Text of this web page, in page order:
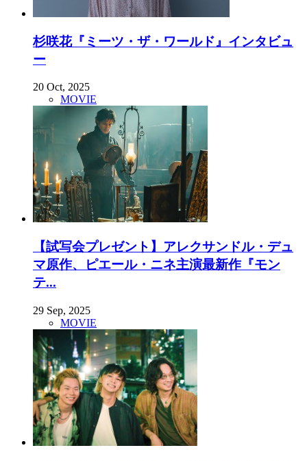
杉咲花『ミーツ・ザ・ワールド』インタビュ
ー
20 Oct, 2025
MOVIE
【試写会プレゼント】アレクサンドル・デュ
マ原作、ピエール・ニネ主演最新作『モン
テ...
29 Sep, 2025
MOVIE